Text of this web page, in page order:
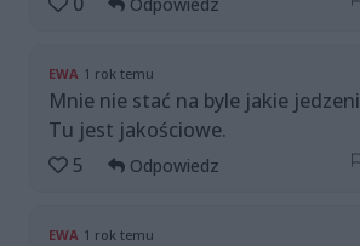
EWA 1 rok temu
Mnie nie stać na byle jakie
Tu jest jakościowe.
5
Odpowiedz
EWA 1 rok temu